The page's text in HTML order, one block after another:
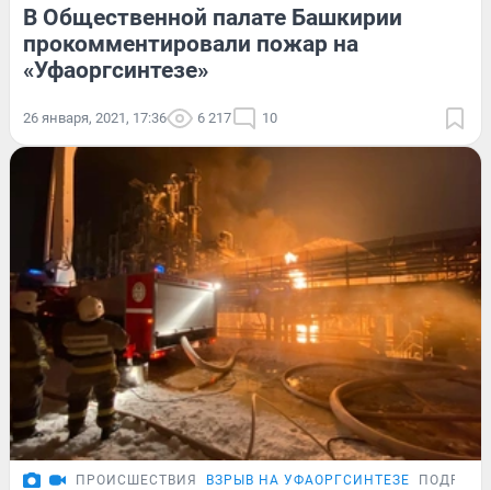
В Общественной палате Башкирии
прокомментировали пожар на
«Уфаоргсинтезе»
26 января, 2021, 17:36 6 217 10
ПРОИСШЕСТВИЯ ВЗРЫВ НА УФАОРГСИНТЕЗЕ